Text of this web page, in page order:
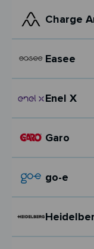
Charge
Easee
Enel X
Garo
go-e